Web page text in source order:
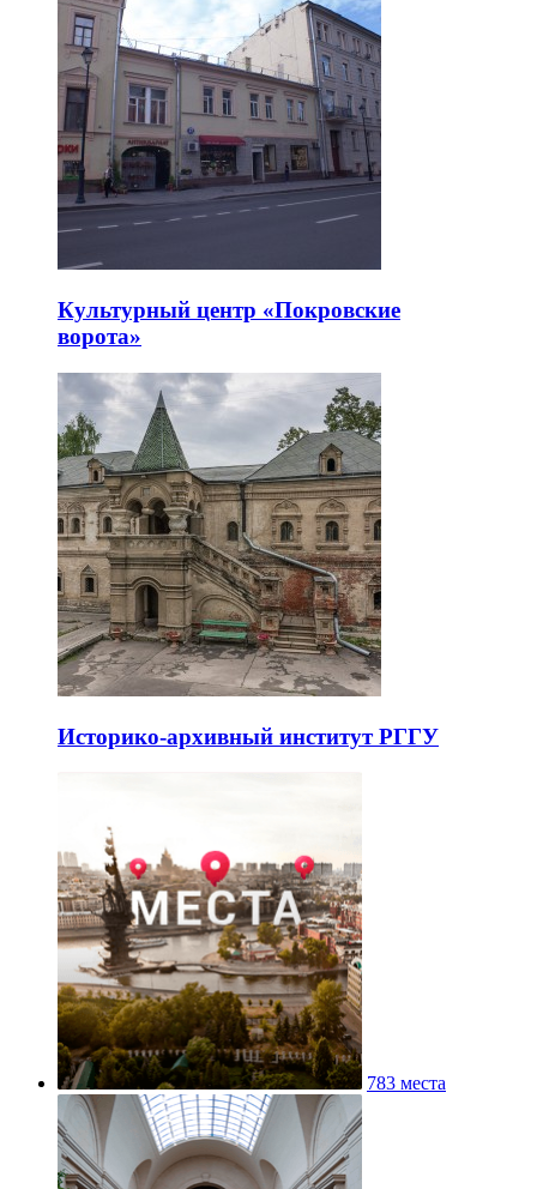
Культурный центр «Покровские
ворота»
Историко-архивный институт РГГУ
783 места